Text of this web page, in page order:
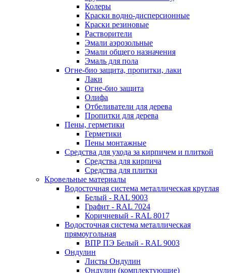
Колеры
Краски водно-дисперсионные
Краски резиновые
Растворители
Эмали аэрозольные
Эмали общего назначения
Эмаль для пола
Огне-био защита, пропитки, лаки
Лаки
Огне-био защита
Олифа
Отбеливатели для дерева
Пропитки для дерева
Пены, герметики
Герметики
Пены монтажные
Средства для ухода за кирпичем и плиткой
Средства для кирпича
Средства для плитки
Кровельные материалы
Водосточная система металлическая круглая
Белый - RAL 9003
Графит - RAL 7024
Коричневый - RAL 8017
Водосточная система металлическая
прямоугольная
ВПР ПЭ Белый - RAL 9003
Ондулин
Листы Ондулин
Ондулин (комплектующие)